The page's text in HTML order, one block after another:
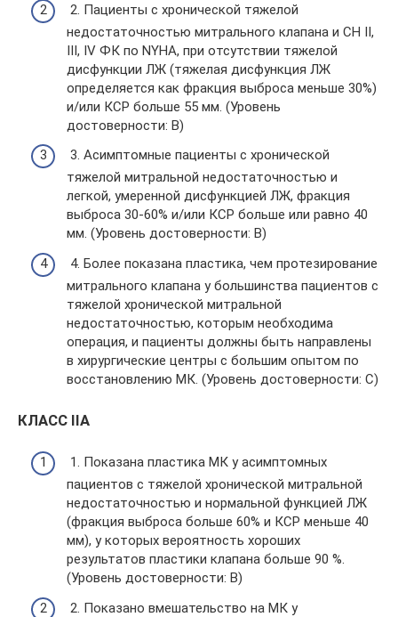
2. Пациенты с хронической тяжелой
недостаточностью митрального клапана и СН II,
III, IV ФК по NYHA, при отсутствии тяжелой
дисфункции ЛЖ (тяжелая дисфункция ЛЖ
определяется как фракция выброса меньше 30%)
и/или КСР больше 55 мм. (Уровень
достоверности: B)
3. Асимптомные пациенты с хронической
тяжелой митральной недостаточностью и
легкой, умеренной дисфункцией ЛЖ, фракция
выброса 30-60% и/или КСР больше или равно 40
мм. (Уровень достоверности: B)
4. Более показана пластика, чем протезирование
митрального клапана у большинства пациентов с
тяжелой хронической митральной
недостаточностью, которым необходима
операция, и пациенты должны быть направлены
в хирургические центры с большим опытом по
восстановлению МК. (Уровень достоверности: C)
КЛАСС IIА
1. Показана пластика МК у асимптомных
пациентов с тяжелой хронической митральной
недостаточностью и нормальной функцией ЛЖ
(фракция выброса больше 60% и КСР меньше 40
мм), у которых вероятность хороших
результатов пластики клапана больше 90 %.
(Уровень достоверности: B)
2. Показано вмешательство на МК у